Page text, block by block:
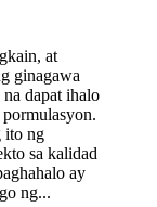
at
ginagawa
na dapat ihalo
ito ng
sa kalidad
ay
ng...